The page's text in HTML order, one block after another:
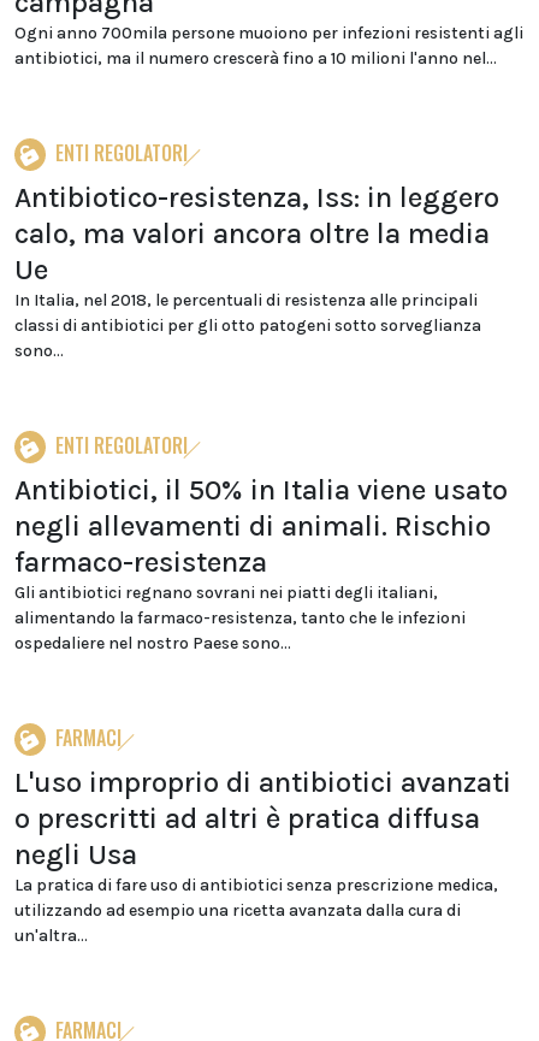
Ogni anno 700mila persone muoiono per infezioni resistenti agli
antibiotici, ma il numero crescerà fino a 10 milioni l'anno nel...
ENTI REGOLATORI
Antibiotico-resistenza, Iss: in leggero
calo, ma valori ancora oltre la media
Ue
In Italia, nel 2018, le percentuali di resistenza alle principali
classi di antibiotici per gli otto patogeni sotto sorveglianza
sono...
ENTI REGOLATORI
Antibiotici, il 50% in Italia viene usato
negli allevamenti di animali. Rischio
farmaco-resistenza
Gli antibiotici regnano sovrani nei piatti degli italiani,
alimentando la farmaco-resistenza, tanto che le infezioni
ospedaliere nel nostro Paese sono...
FARMACI
L'uso improprio di antibiotici avanzati
o prescritti ad altri è pratica diffusa
negli Usa
La pratica di fare uso di antibiotici senza prescrizione medica,
utilizzando ad esempio una ricetta avanzata dalla cura di
un'altra...
FARMACI